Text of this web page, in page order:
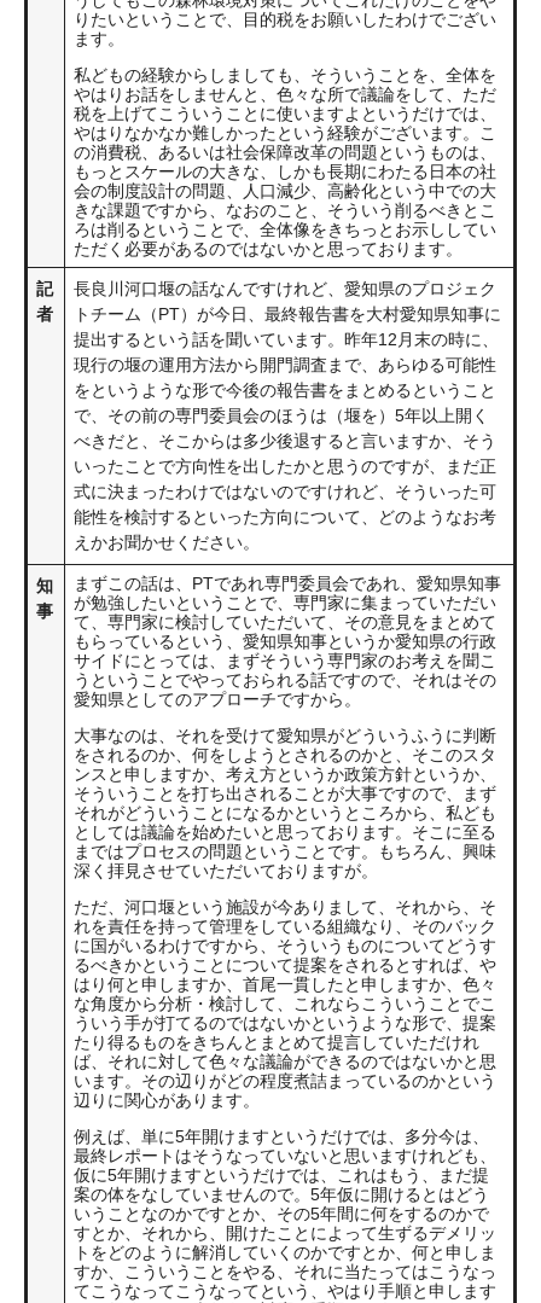
りたいということで、目的税をお願いしたわけでござい
ます。
私どもの経験からしましても、そういうことを、全体を
やはりお話をしませんと、色々な所で議論をして、ただ
税を上げてこういうことに使いますよというだけでは、
やはりなかなか難しかったという経験がございます。こ
の消費税、あるいは社会保障改革の問題というものは、
もっとスケールの大きな、しかも長期にわたる日本の社
会の制度設計の問題、人口減少、高齢化という中での大
きな課題ですから、なおのこと、そういう削るべきとこ
ろは削るということで、全体像をきちっとお示ししてい
ただく必要があるのではないかと思っております。
記
者
長良川河口堰の話なんですけれど、愛知県のプロジェク
トチーム（PT）が今日、最終報告書を大村愛知県知事に
提出するという話を聞いています。昨年12月末の時に、
現行の堰の運用方法から開門調査まで、あらゆる可能性
をというような形で今後の報告書をまとめるということ
で、その前の専門委員会のほうは（堰を）5年以上開く
べきだと、そこからは多少後退すると言いますか、そう
いったことで方向性を出したかと思うのですが、まだ正
式に決まったわけではないのですけれど、そういった可
能性を検討するといった方向について、どのようなお考
えかお聞かせください。
知
事
まずこの話は、PTであれ専門委員会であれ、愛知県知事
が勉強したいということで、専門家に集まっていただい
て、専門家に検討していただいて、その意見をまとめて
もらっているという、愛知県知事というか愛知県の行政
サイドにとっては、まずそういう専門家のお考えを聞こ
うということでやっておられる話ですので、それはその
愛知県としてのアプローチですから。
大事なのは、それを受けて愛知県がどういうふうに判断
をされるのか、何をしようとされるのかと、そこのスタ
ンスと申しますか、考え方というか政策方針というか、
そういうことを打ち出されることが大事ですので、まず
それがどういうことになるかというところから、私ども
としては議論を始めたいと思っております。そこに至る
まではプロセスの問題ということです。もちろん、興味
深く拝見させていただいておりますが。
ただ、河口堰という施設が今ありまして、それから、そ
れを責任を持って管理をしている組織なり、そのバック
に国がいるわけですから、そういうものについてどうす
るべきかということについて提案をされるとすれば、や
はり何と申しますか、首尾一貫したと申しますか、色々
な角度から分析・検討して、これならこういうことでこ
ういう手が打てるのではないかというような形で、提案
たり得るものをきちんとまとめて提言していただけれ
ば、それに対して色々な議論ができるのではないかと思
います。その辺りがどの程度煮詰まっているのかという
辺りに関心があります。
例えば、単に5年開けますというだけでは、多分今は、
最終レポートはそうなっていないと思いますけれども、
仮に5年開けますというだけでは、これはもう、まだ提
案の体をなしていませんので。5年仮に開けるとはどう
いうことなのかですとか、その5年間に何をするのかで
すとか、それから、開けたことによって生ずるデメリッ
トをどのように解消していくのかですとか、何と申しま
すか、こういうことをやる、それに当たってはこうなっ
てこうなってこうなってという、やはり手順と申します